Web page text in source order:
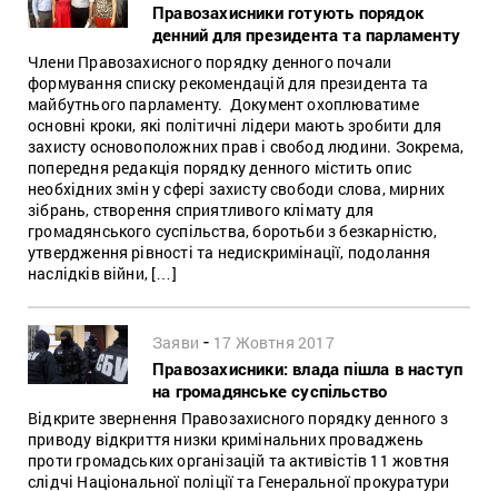
Правозахисники готують порядок
денний для президента та парламенту
Члени Правозахисного порядку денного почали
формування списку рекомендацій для президента та
майбутнього парламенту. Документ охоплюватиме
основні кроки, які політичні лідери мають зробити для
захисту основоположних прав і свобод людини. Зокрема,
попередня редакція порядку денного містить опис
необхідних змін у сфері захисту свободи слова, мирних
зібрань, створення сприятливого клімату для
громадянського суспільства, боротьби з безкарністю,
утвердження рівності та недискримінації, подолання
наслідків війни, […]
Заяви - 17 Жовтня 2017
Правозахисники: влада пішла в наступ
на громадянське суспільство
Відкрите звернення Правозахисного порядку денного з
приводу відкриття низки кримінальних проваджень
проти громадських організацій та активістів 11 жовтня
слідчі Національної поліції та Генеральної прокуратури